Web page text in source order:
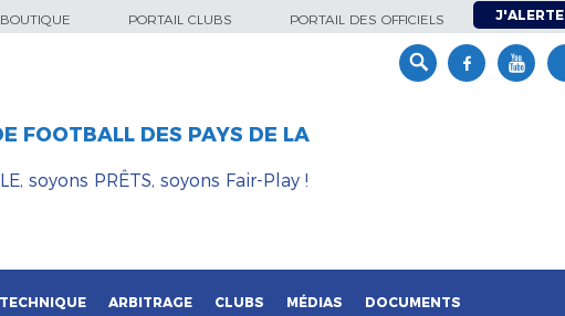
BOUTIQUE PORTAIL CLUBS PORTAIL DES OFFICIELS J'ALERTE
FOOTBALL DES PAYS DE LA
soyons PRÊTS, soyons Fair-Play !
TECHNIQUE ARBITRAGE CLUBS MÉDIAS DOCUMENTS